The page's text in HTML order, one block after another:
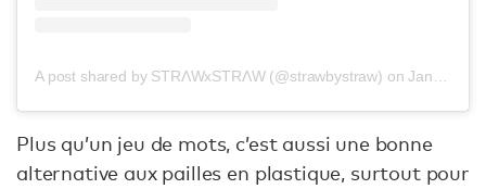
A post shared by STRΛWxSTRΛW (@strawbystraw) onJan 22, 2019 at 7:01am PST
Plus qu’un jeu de mots, c’est aussi une bonne
alternative aux pailles en plastique, surtout pour